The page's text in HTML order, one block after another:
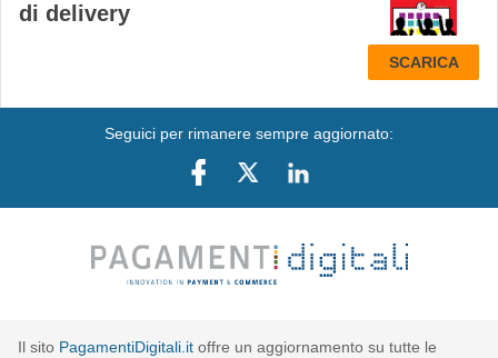
di delivery
SCARICA
Seguici per rimanere sempre aggiornato:
Il sito PagamentiDigitali.it offre un aggiornamento su tutte le